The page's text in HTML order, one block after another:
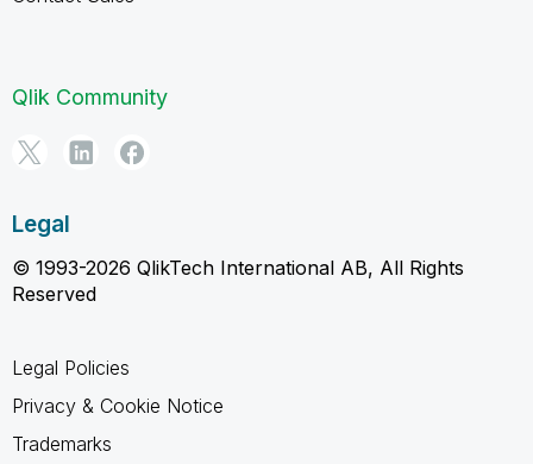
Qlik Community
Legal
© 1993-2026 QlikTech International AB, All Rights
Reserved
Legal Policies
Privacy & Cookie Notice
Trademarks